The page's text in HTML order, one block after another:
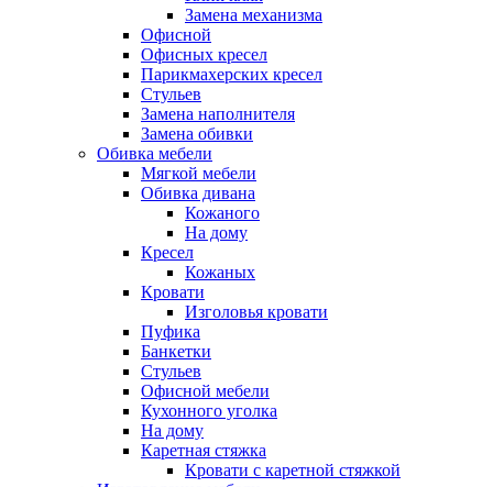
Замена механизма
Офисной
Офисных кресел
Парикмахерских кресел
Стульев
Замена наполнителя
Замена обивки
Обивка мебели
Мягкой мебели
Обивка дивана
Кожаного
На дому
Кресел
Кожаных
Кровати
Изголовья кровати
Пуфика
Банкетки
Стульев
Офисной мебели
Кухонного уголка
На дому
Каретная стяжка
Кровати с каретной стяжкой